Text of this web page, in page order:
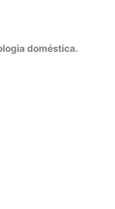
doméstica.